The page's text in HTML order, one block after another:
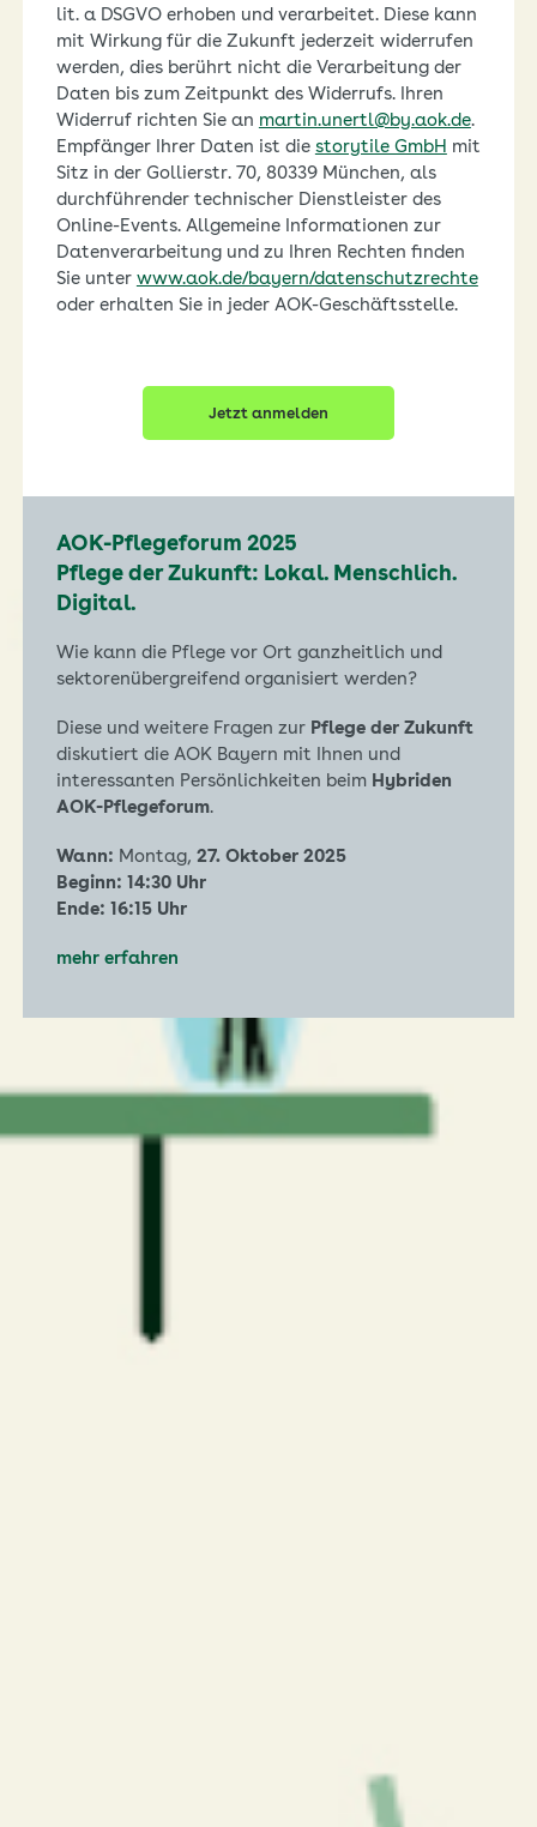
lit. a DSGVO erhoben und verarbeitet. Diese kann
mit Wirkung für die Zukunft jederzeit widerrufen
werden, dies berührt nicht die Verarbeitung der
Daten bis zum Zeitpunkt des Widerrufs. Ihren
Widerruf richten Sie an martin.unertl@by.aok.de.
Empfänger Ihrer Daten ist die storytile GmbH mit
Sitz in der Gollierstr. 70, 80339 München, als
durchführender technischer Dienstleister des
Online-Events. Allgemeine Informationen zur
Datenverarbeitung und zu Ihren Rechten finden
Sie unter www.aok.de/bayern/datenschutzrechte
oder erhalten Sie in jeder AOK-Geschäftsstelle.
Jetzt anmelden
AOK-Pflegeforum 2025
Pflege der Zukunft: Lokal. Menschlich.
Digital.
Wie kann die Pflege vor Ort ganzheitlich und
sektorenübergreifend organisiert werden?
Diese und weitere Fragen zur Pflege der Zukunft
diskutiert die AOK Bayern mit Ihnen und
interessanten Persönlichkeiten beim Hybriden
AOK-Pflegeforum.
Wann: Montag, 27. Oktober 2025
Beginn: 14:30 Uhr
Ende: 16:15 Uhr
mehr erfahren